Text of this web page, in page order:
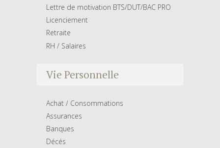
Lettre de motivation BTS/DUT/BAC PRO
Licenciement
Retraite
RH / Salaires
Vie Personnelle
Achat / Consommations
Assurances
Banques
Décés